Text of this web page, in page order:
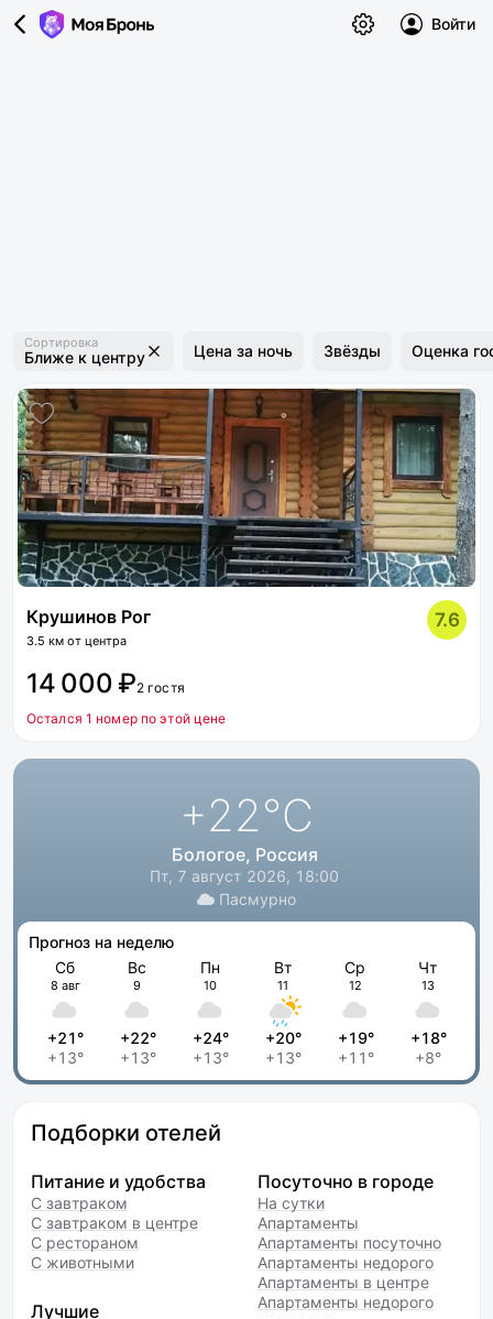
Войти
Сортировка
Ближе к центру Цена за ночь Звёзды Оценка
Крушинов Рог
3.5 км от центра
7.6
14 000 ₽2 гостя
Остался 1 номер по этой цене
+22°C
Бологое, Россия
Пт, 7 август 2026, 18:00
Пасмурно
Прогноз на неделю
Сб
8 авг
+21°
+13°
Вс
9
+22°
+13°
Пн
10
+24°
+13°
Вт
11
+20°
+13°
Ср
12
+19°
+11°
Чт
13
+18°
+8°
Подборки отелей
Питание и удобства
С завтраком
С завтраком в центре
С рестораном
С животными
Лучшие
Посуточно в городе
На сутки
Апартаменты
Апартаменты посуточно
Апартаменты недорого
Апартаменты в центре
Апартаменты недорого